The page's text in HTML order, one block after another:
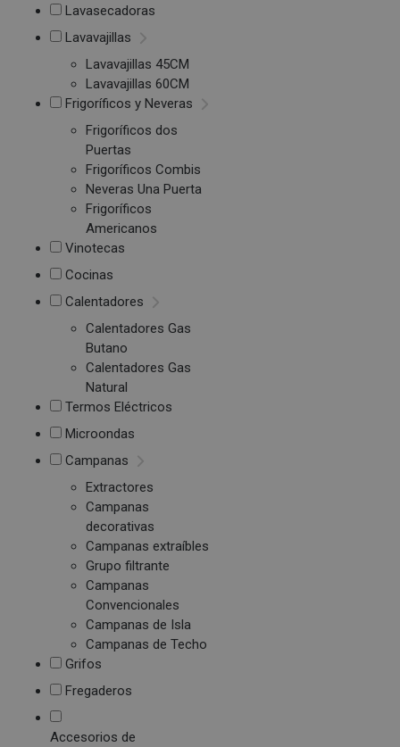
Lavasecadoras
Lavavajillas
Lavavajillas 45CM
Lavavajillas 60CM
Frigoríficos y Neveras
Frigoríficos dos
Puertas
Frigoríficos Combis
Neveras Una Puerta
Frigoríficos
Americanos
Vinotecas
Cocinas
Calentadores
Calentadores Gas
Butano
Calentadores Gas
Natural
Termos Eléctricos
Microondas
Campanas
Extractores
Campanas
decorativas
Campanas extraíbles
Grupo filtrante
Campanas
Convencionales
Campanas de Isla
Campanas de Techo
Grifos
Fregaderos
Accesorios de